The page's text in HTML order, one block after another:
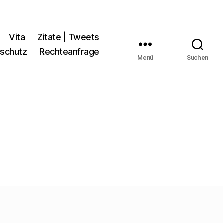
Vita
Zitate | Tweets
Rechteanfrage
Menü Suchen